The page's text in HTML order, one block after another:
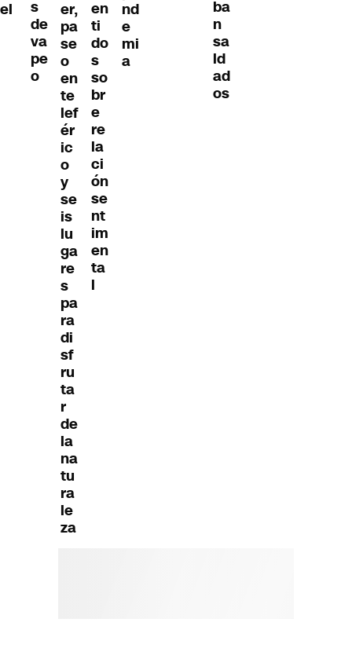
el
s
de
va
pe
o
er,
pa
se
o
en
te
lef
ér
ic
o
y
se
is
lu
ga
re
s
pa
ra
di
sf
ru
ta
r
de
la
na
tu
ra
le
za
en
ti
do
s
so
br
e
re
la
ci
ón
se
nt
im
en
ta
l
nd
e
mi
a
ba
n
sa
ld
ad
os